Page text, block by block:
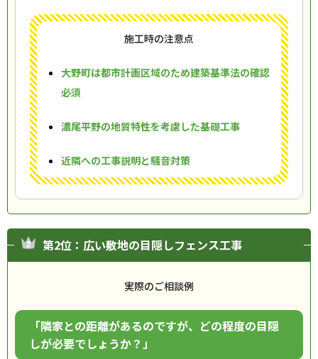
施工時の注意点
大野町は都市計画区域のため建築基準法の確認
必須
濃尾平野の地質特性を考慮した基礎工事
近隣への工事説明と騒音対策
第2位：広い敷地の目隠しフェンス工事
実際のご相談例
「隣家との距離があるのですが、どの程度の目隠
しが必要でしょうか？」